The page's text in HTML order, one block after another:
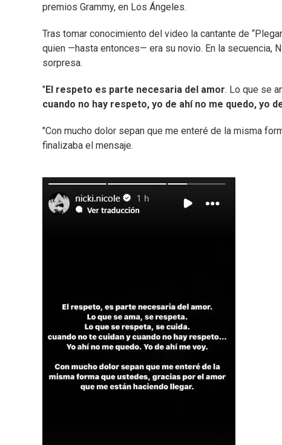
premios Grammy, en Los Ángeles.
Tras tomar conocimiento del video la cantante de
quien —hasta entonces— era su novio. En la secuencia,
sorpresa.
"El respeto es parte necesaria del amor. Lo que se
cuando no hay respeto, yo de ahí no me quedo, yo
"Con mucho dolor sepan que me enteré de la misma
finalizaba el mensaje.